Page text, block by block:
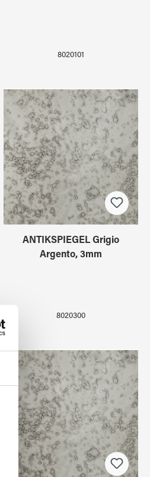
8020101
ANTIKSPIEGEL Grigio
Argento, 3mm
8020300